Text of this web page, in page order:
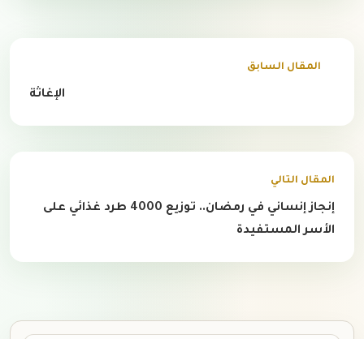
المقال السابق
الإغاثة
المقال التالي
إنجاز إنساني في رمضان.. توزيع 4000 طرد غذائي على
الأسر المستفيدة